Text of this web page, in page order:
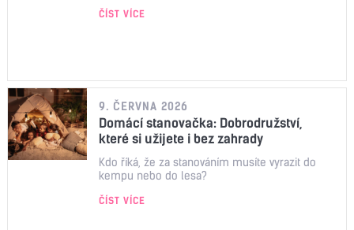
ČÍST VÍCE
9. ČERVNA 2026
Domácí stanovačka: Dobrodružství,
které si užijete i bez zahrady
Kdo říká, že za stanováním musíte vyrazit do
kempu nebo do lesa?
ČÍST VÍCE